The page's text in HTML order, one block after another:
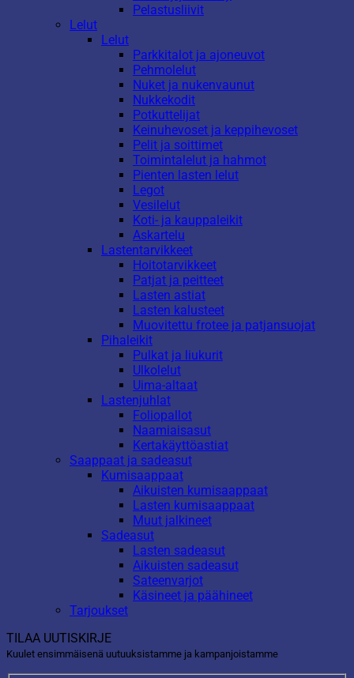
Pelastusliivit
Lelut
Lelut
Parkkitalot ja ajoneuvot
Pehmolelut
Nuket ja nukenvaunut
Nukkekodit
Potkuttelijat
Keinuhevoset ja keppihevoset
Pelit ja soittimet
Toimintalelut ja hahmot
Pienten lasten lelut
Legot
Vesilelut
Koti- ja kauppaleikit
Askartelu
Lastentarvikkeet
Hoitotarvikkeet
Patjat ja peitteet
Lasten astiat
Lasten kalusteet
Muovitettu frotee ja patjansuojat
Pihaleikit
Pulkat ja liukurit
Ulkolelut
Uima-altaat
Lastenjuhlat
Foliopallot
Naamiaisasut
Kertakäyttöastiat
Saappaat ja sadeasut
Kumisaappaat
Aikuisten kumisaappaat
Lasten kumisaappaat
Muut jalkineet
Sadeasut
Lasten sadeasut
Aikuisten sadeasut
Sateenvarjot
Käsineet ja päähineet
Tarjoukset
TILAA UUTISKIRJE
Kuulet ensimmäisenä uutuuksistamme ja kampanjoistamme